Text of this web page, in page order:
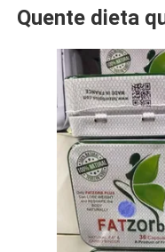
Quente dieta